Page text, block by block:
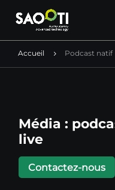
Accueil 5 Podcast natif
Média :
live
Contactez-nous